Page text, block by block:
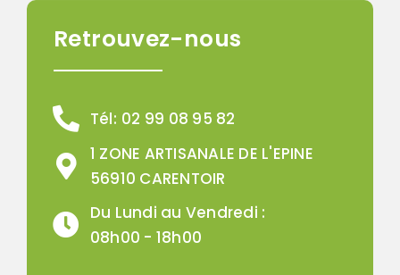
Retrouvez-nous
Tél: 02 99 08 95 82
1 ZONE ARTISANALE DE L'EPINE
56910 CARENTOIR
Du Lundi au Vendredi :
08h00 - 18h00